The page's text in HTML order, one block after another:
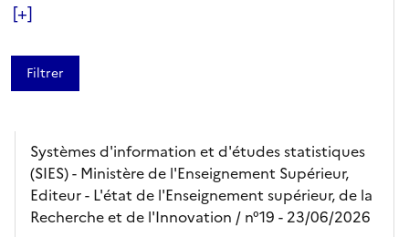
[+]L'état de l'Enseignement
supérieur, de la Recherche
et de l'Innovation en France
Systèmes d'information et d'études statistiques
(SIES) - Ministère de l'Enseignement Supérieur,
Editeur- L'état de l'Enseignement supérieur, de la
Recherche et de l'Innovation / n°19 - 23/06/2026